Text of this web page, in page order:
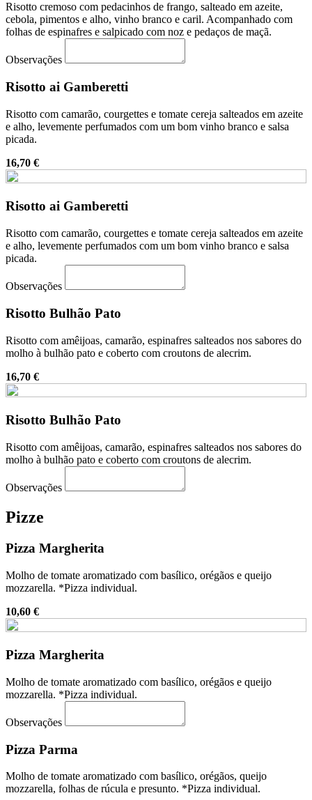
Risotto cremoso com pedacinhos de frango, salteado em azeite,
cebola, pimentos e alho, vinho branco e caril. Acompanhado com
folhas de espinafres e salpicado com noz e pedaços de maçã.
Observações
Risotto ai Gamberetti
Risotto com camarão, courgettes e tomate cereja salteados em azeite
e alho, levemente perfumados com um bom vinho branco e salsa
picada.
16,70 €
Risotto ai Gamberetti
Risotto com camarão, courgettes e tomate cereja salteados em azeite
e alho, levemente perfumados com um bom vinho branco e salsa
picada.
Observações
Risotto Bulhão Pato
Risotto com amêijoas, camarão, espinafres salteados nos sabores do
molho à bulhão pato e coberto com croutons de alecrim.
16,70 €
Risotto Bulhão Pato
Risotto com amêijoas, camarão, espinafres salteados nos sabores do
molho à bulhão pato e coberto com croutons de alecrim.
Observações
Pizze
Pizza Margherita
Molho de tomate aromatizado com basílico, orégãos e queijo
mozzarella. *Pizza individual.
10,60 €
Pizza Margherita
Molho de tomate aromatizado com basílico, orégãos e queijo
mozzarella. *Pizza individual.
Observações
Pizza Parma
Molho de tomate aromatizado com basílico, orégãos, queijo
mozzarella, folhas de rúcula e presunto. *Pizza individual.